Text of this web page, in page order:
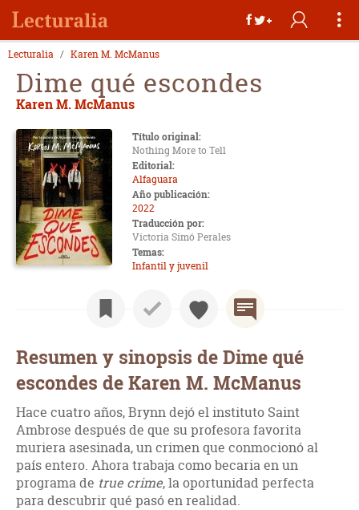
Lecturalia Karen M. McManus
Dime qué escondes
Karen M. McManus
Título original:
Nothing More to Tell
Editorial:
Alfaguara
Año publicación:
2022
Traducción por:
Victoria Simó Perales
Temas:
Infantil y juvenil
Resumen y sinopsis de Dime qué
escondes de Karen M. McManus
Hace cuatro años, Brynn dejó el instituto Saint
Ambrose después de que su profesora favorita
muriera asesinada, un crimen que conmocionó al
país entero. Ahora trabaja como becaria en un
programa de true crime, la oportunidad perfecta
para descubrir qué pasó en realidad.